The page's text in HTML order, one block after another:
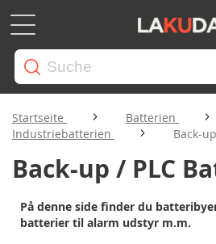
Startseite
Batterien
Industriebatterien
Back-
Back-up / PLC
På denne side finder du
batterier til alarm udstyr m.m.